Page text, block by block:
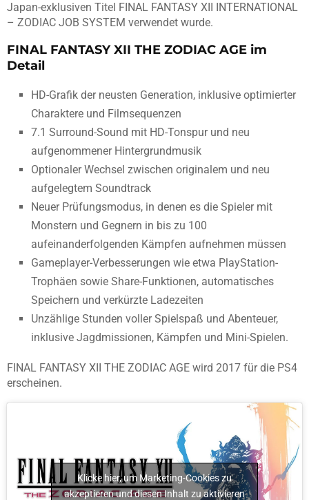
Japan-exklusiven Titel FINAL FANTASY XII INTERNATIONAL
– ZODIAC JOB SYSTEM verwendet wurde.
FINAL FANTASY XII THE ZODIAC AGE im
Detail
HD-Grafik der neusten Generation, inklusive optimierter
Charaktere und Filmsequenzen
7.1 Surround-Sound mit HD-Tonspur und neu
aufgenommener Hintergrundmusik
Optionaler Wechsel zwischen originalem und neu
aufgelegtem Soundtrack
Neuer Prüfungsmodus, in denen es die Spieler mit
Monstern und Gegnern in bis zu 100
aufeinanderfolgenden Kämpfen aufnehmen müssen
Gameplayer-Verbesserungen wie etwa PlayStation-
Trophäen sowie Share-Funktionen, automatisches
Speichern und verkürzte Ladezeiten
Unzählige Stunden voller Spielspaß und Abenteuer,
inklusive Jagdmissionen, Kämpfen und Mini-Spielen.
FINAL FANTASY XII THE ZODIAC AGE wird 2017 für die PS4
erscheinen.
Klicke hier, um Marketing-Cookies zu
akzeptieren und diesen Inhalt zu aktivieren